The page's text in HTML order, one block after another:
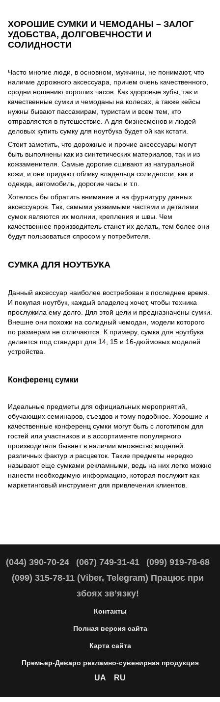
ХОРОШИЕ СУМКИ И ЧЕМОДАНЫ – ЗАЛОГ
УДОБСТВА, ДОЛГОВЕЧНОСТИ И
СОЛИДНОСТИ
Часто многие люди, в основном, мужчины, не понимают, что
наличие дорожного аксессуара, причем очень качественного,
сродни ношению хороших часов. Как здоровые зубы, так и
качественные сумки и чемоданы на колесах, а также кейсы
нужны бывают пассажирам, туристам и всем тем, кто
отправляется в путешествие. А для бизнесменов и людей
деловых купить сумку для ноутбука будет ой как кстати.
Стоит заметить, что дорожные и прочие аксессуары могут
быть выполнены как из синтетических материалов, так и из
кожзаменителя. Самые дорогие сшивают из натуральной
кожи, и они придают облику владельца солидности, как и
одежда, автомобиль, дорогие часы и т.п.
Хотелось бы обратить внимание и на фурнитуру данных
аксессуаров. Так, самыми уязвимыми частями и деталями
сумок являются их молнии, крепления и швы. Чем
качественнее производитель станет их делать, тем более они
будут пользоваться спросом у потребителя.
СУМКА ДЛЯ НОУТБУКА
Данный аксессуар наиболее востребован в последнее время.
И покупая ноутбук, каждый владелец хочет, чтобы техника
прослужила ему долго. Для этой цели и предназначены сумки.
Внешне они похожи на солидный чемодан, модели которого
по размерам не отличаются. К примеру, сумка для ноутбука
делается под стандарт для 14, 15 и 16-дюймовых моделей
устройства.
Конференц сумки
Идеальные предметы для официальных мероприятий,
обучающих семинаров, съездов и тому подобное. Хорошие и
качественные конференц сумки могут быть с логотипом для
гостей или участников и в ассортименте популярного
производителя бывает в наличии множество моделей
различных фактур и расцветок. Такие предметы нередко
называют еще сумками рекламными, ведь на них легко можно
нанести необходимую информацию, которая послужит как
маркетинговый инструмент для привлечения клиентов.
(044) 390-70-24 (067) 749-31-41
(099) 919-78-68
(099) 315-78-11 (Viber, Telegram) Працює при
збоях зв’язку!
Контакты
Полная версия сайта
Карта сайта
Премьер-Деваро рекламно-сувенирная продукция
UA RU